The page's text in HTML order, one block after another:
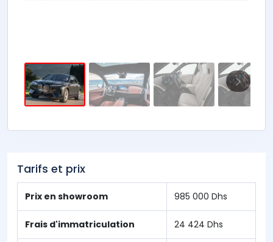
Tarifs et prix
Prix en showroom 985 000 Dhs
Frais d'immatriculation 24 424 Dhs